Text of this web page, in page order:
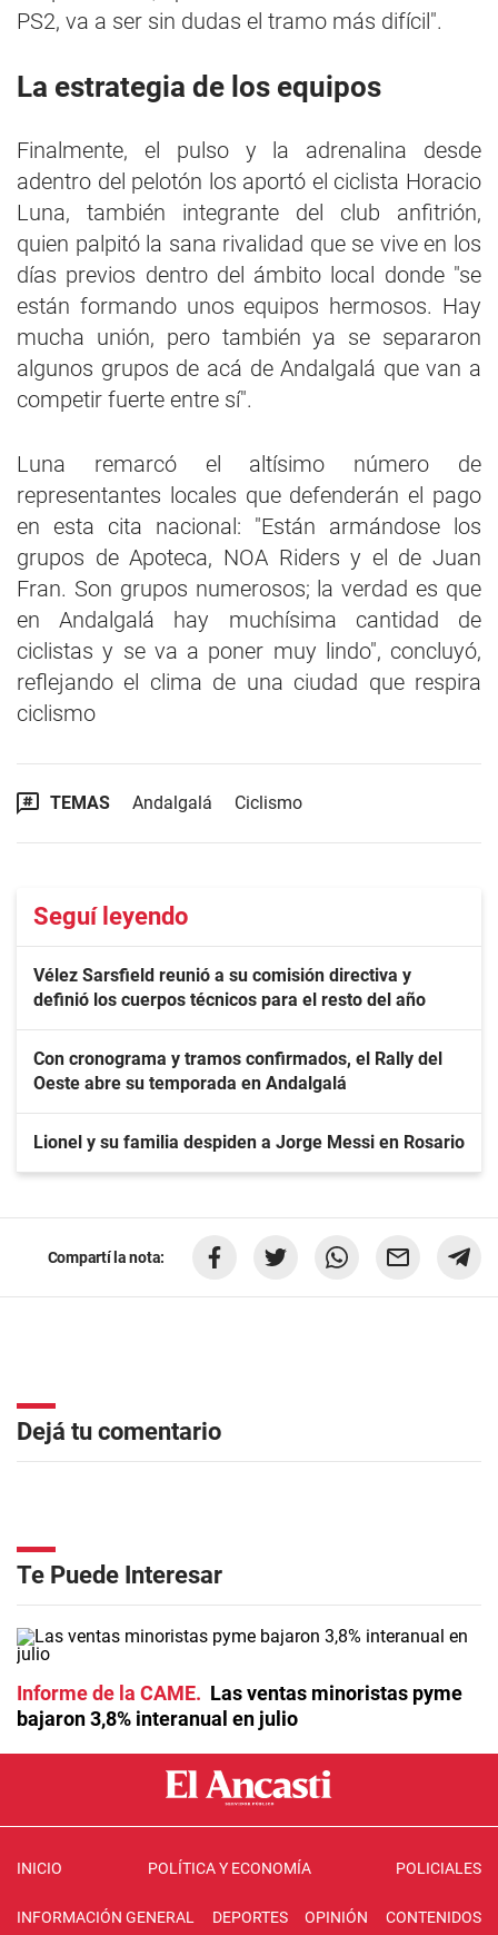
PS2, va a ser sin dudas el tramo más difícil".
La estrategia de los equipos
Finalmente, el pulso y la adrenalina desde
adentro del pelotón los aportó el ciclista Horacio
Luna, también integrante del club anfitrión,
quien palpitó la sana rivalidad que se vive en los
días previos dentro del ámbito local donde "se
están formando unos equipos hermosos. Hay
mucha unión, pero también ya se separaron
algunos grupos de acá de Andalgalá que van a
competir fuerte entre sí".
Luna remarcó el altísimo número de
representantes locales que defenderán el pago
en esta cita nacional: "Están armándose los
grupos de Apoteca, NOA Riders y el de Juan
Fran. Son grupos numerosos; la verdad es que
en Andalgalá hay muchísima cantidad de
ciclistas y se va a poner muy lindo", concluyó,
reflejando el clima de una ciudad que respira
ciclismo
TEMAS Andalgalá Ciclismo
Seguí leyendo
Vélez Sarsfield reunió a su comisión directiva y
definió los cuerpos técnicos para el resto del año
Con cronograma y tramos confirmados, el Rally del
Oeste abre su temporada en Andalgalá
Lionel y su familia despiden a Jorge Messi en Rosario
Compartí la nota:
Dejá tu comentario
Te Puede Interesar
Informe de la CAME
Las ventas minoristas pyme
bajaron 3,8% interanual en julio
INICIO POLÍTICA Y ECONOMÍA POLICIALES
INFORMACIÓN GENERAL DEPORTES OPINIÓN CONTENIDOS